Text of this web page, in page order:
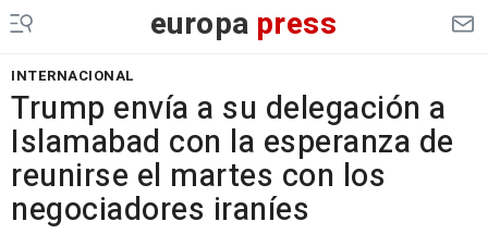
europa press
INTERNACIONAL
Trump envía a su delegación a
Islamabad con la esperanza de
reunirse el martes con los
negociadores iraníes